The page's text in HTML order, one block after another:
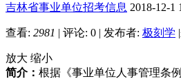
吉林省事业单位招考信息 2018-12-1
查看: 2981 | 评论: 0 | 发布者: 极刻学 |
放大 缩小
简介： 根据《事业单位人事管理条